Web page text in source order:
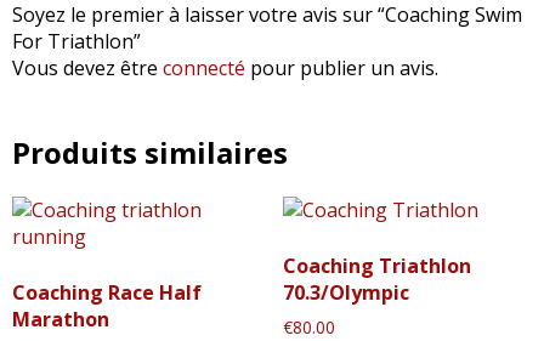
Soyez le premier à laisser votre avis sur “Coaching Swim
For Triathlon”
Vous devez être connecté pour publier un avis.
Produits similaires
Coaching Race Half
Marathon
Coaching Triathlon
70.3/Olympic
€80.00